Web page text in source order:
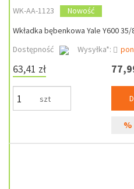
WK-AA-1123
Nowość
Wkładka bębenkowa Yale Y600
Dostępność
Wysyłka*:
63,41 zł
szt
%